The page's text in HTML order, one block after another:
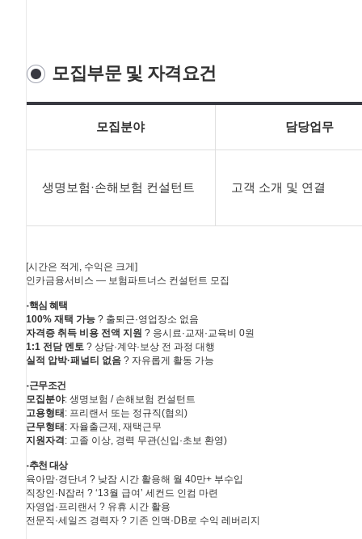
모집부문 및 자격요건
모집분야 담당업무
생명보험·손해보험 컨설턴트 고객 소개 및 연결
[시간은 적게, 수익은 크게]
인카금융서비스 ― 보험파트너스 컨설턴트 모집
-핵심 혜택
100% 재택 가능 ? 출퇴근·영업장소 없음
자격증 취득 비용 전액 지원 ? 응시료·교재·교육비 0원
1:1 전담 멘토 ? 상담·계약·보상 전 과정 대행
실적 압박·패널티 없음 ? 자유롭게 활동 가능
-근무조건
모집분야: 생명보험 / 손해보험 컨설턴트
고용형태 : 프리랜서 또는 정규직(협의)
근무형태 : 자율출근제, 재택근무
지원자격 : 고졸 이상, 경력 무관(신입·초보 환영)
-추천 대상
육아맘·경단녀 ? 낮잠 시간 활용해 월 40만+ 부수입
직장인·N잡러 ? ‘13월 급여’ 세컨드 인컴 마련
자영업·프리랜서 ? 유휴 시간 활용
전문직·세일즈 경력자 ? 기존 인맥·DB로 수익 레버리지